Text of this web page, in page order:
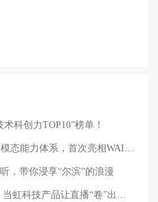
科创力TOP10”榜单！
，带你浸享“尔滨”的浪漫